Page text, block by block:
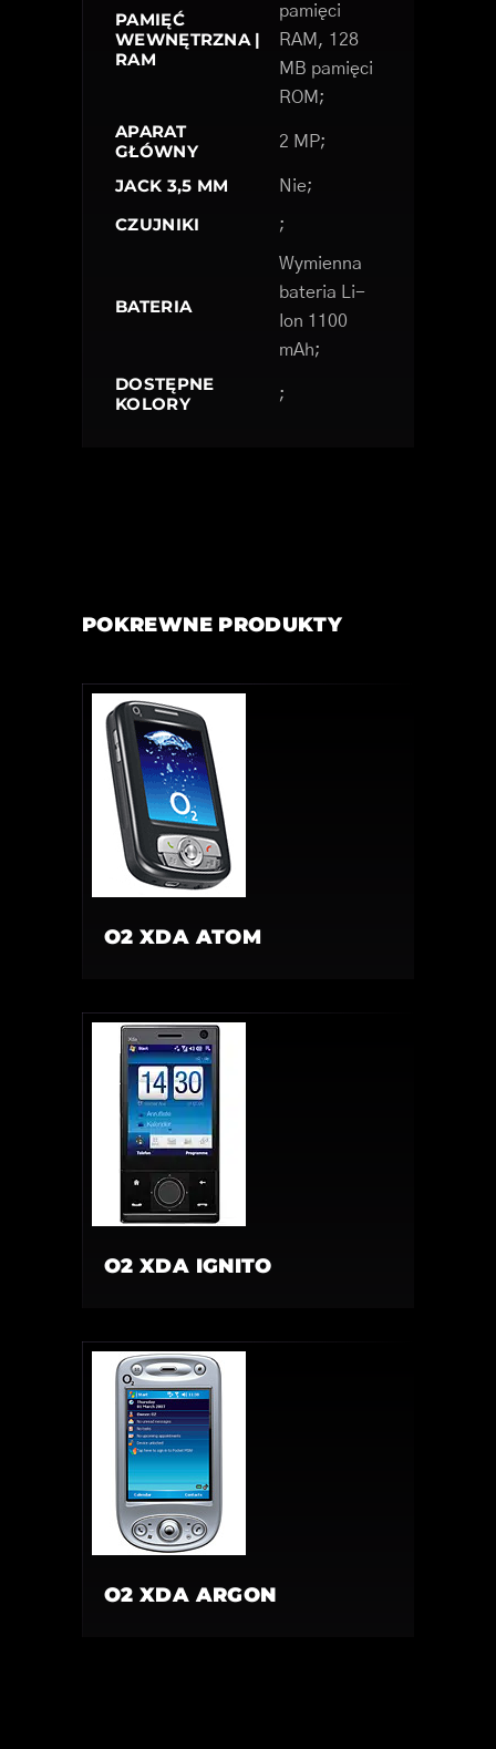
PAMIĘĆ
WEWNĘTRZNA |
RAM
pamięci
RAM, 128
MB pamięci
ROM;
APARAT
GŁÓWNY
2 MP;
JACK 3,5 MM Nie;
CZUJNIKI ;
BATERIA
Wymienna
bateria Li-
Ion 1100
mAh;
DOSTĘPNE
KOLORY
;
POKREWNE PRODUKTY
O2 XDA ATOM
O2 XDA IGNITO
O2 XDA ARGON